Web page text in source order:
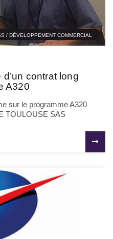
/ DÉVELOPPEMENT COMMERCIAL
contrat long
A320
sur le programme A320
TOULOUSE SAS